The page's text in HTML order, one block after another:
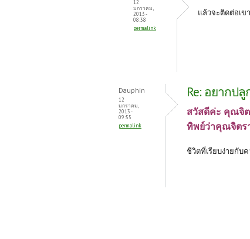
12
มกราคม,
2013 -
08:38
permalink
แล้วจะติดต่อเข
Dauphin
12
มกราคม,
2013 -
09:55
permalink
Re: อยากป
สวัสดีค่ะ คุณจิต
ทิพย์ว่าคุณจิตร
ชีวิตที่เรียบง่ายกับ